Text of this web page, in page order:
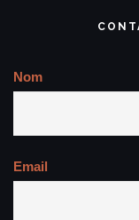
Nom
Email